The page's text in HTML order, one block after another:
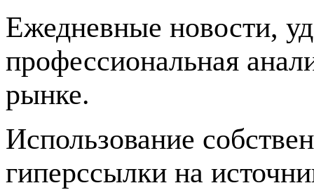
Ежедневные новости,
профессиональная
рынке.
Использование
гиперссылки на